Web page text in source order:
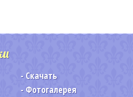
Скачать
Фотогалерея